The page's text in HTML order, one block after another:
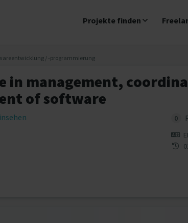
Projekte finden
/ -programmierung
in management,
of software
0